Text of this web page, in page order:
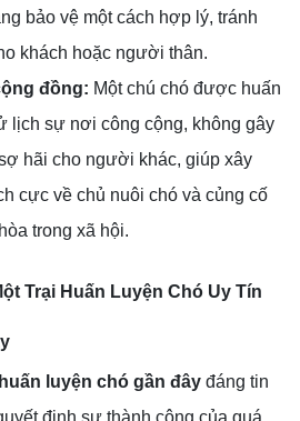
bảo vệ một cách hợp lý, tránh
khách hoặc người thân.
đồng: Một chú chó được huấn
lịch sự nơi công cộng, không gây
hãi cho người khác, giúp xây
cực về chủ nuôi chó và củng cố
trong xã hội.
Trại Huấn Luyện Chó Uy Tín
luyện chó gần đây đáng tin
định sự thành công của quá